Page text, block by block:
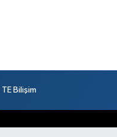
TE Bilişim